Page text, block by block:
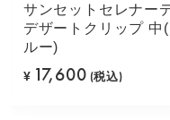
サンセットセレナー
デザートクリップ 中
ルー)
¥ 17,600 (税込)